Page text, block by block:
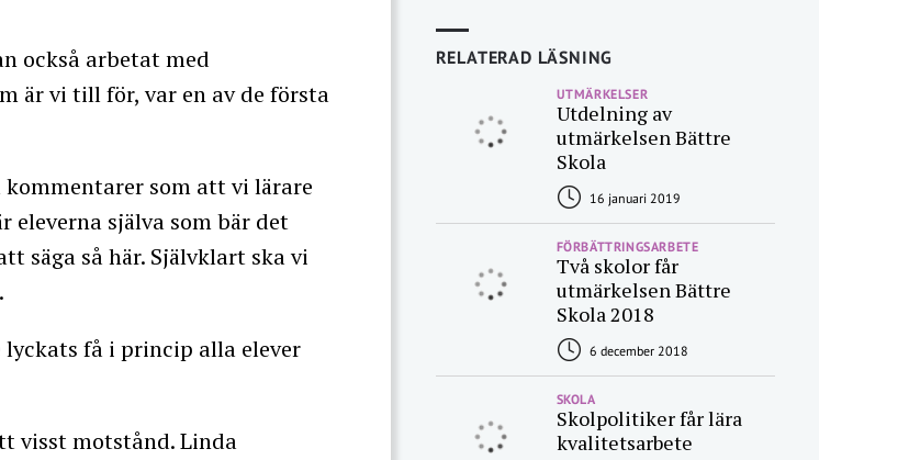
också arbetat med
är vi till för, var en av de första
som att vi lärare
eleverna själva som bär det
säga så här. Självklart ska vi
få i princip alla elever
visst motstånd. Linda
RELATERAD LÄSNING
UTMÄRKELSER
Utdelning av
utmärkelsen Bättre
Skola
16 januari 2019
FÖRBÄTTRINGSARBETE
Två skolor får
utmärkelsen Bättre
Skola 2018
6 december 2018
SKOLA
Skolpolitiker får lära
kvalitetsarbete